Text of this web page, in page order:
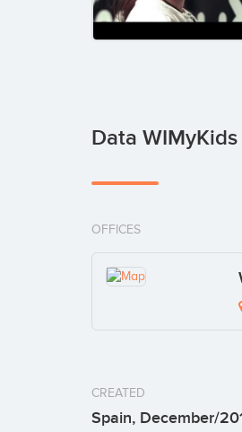
Data WIMyKids
OFFICES
CREATED
Spain, December/